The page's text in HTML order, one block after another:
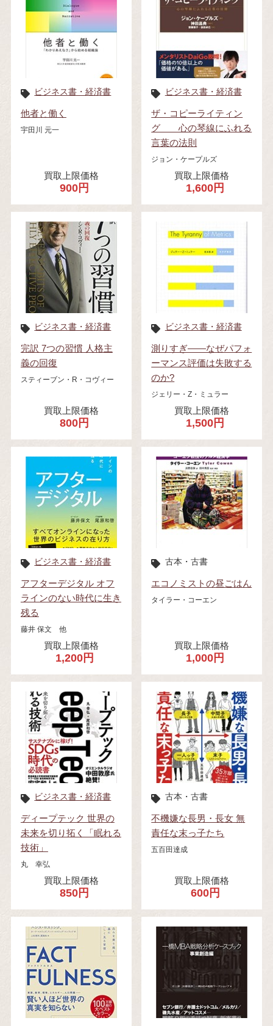
ビジネス書・経済書
他者と働く
宇田川 元一
買取上限価格
900円
ビジネス書・経済書
ザ・コピーライティン
グ 心の琴線にふれる
言葉の法則
ジョン・ケープルズ
買取上限価格
1,600円
ビジネス書・経済書
完訳 7つの習慣 人格主
義の回復
スティーブン・R・コヴィー
買取上限価格
800円
ビジネス書・経済書
測りすぎ――なぜパフォ
ーマンス評価は失敗する
のか?
ジェリー・Z・ミュラー
買取上限価格
1,500円
ビジネス書・経済書
アフターデジタル オフ
ラインのない時代に生き
残る
藤井 保文 他
買取上限価格
1,200円
古本・古書
エコノミストの昼ごはん
タイラー・コーエン
買取上限価格
1,000円
ビジネス書・経済書
ディープテック 世界の
未来を切り拓く「眠れる
技術」
丸 幸弘
買取上限価格
850円
古本・古書
不機嫌な長男・長女 無
責任な末っ子たち
五百田達成
買取上限価格
600円